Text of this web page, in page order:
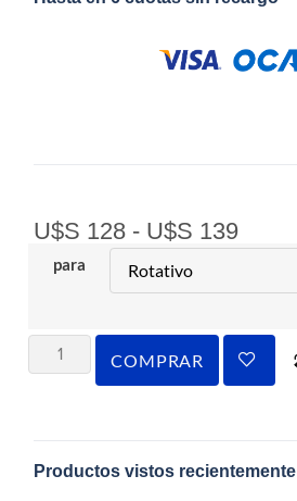
U$S 128 - U$S 139
para
COMPRAR
Productos vistos recientemente